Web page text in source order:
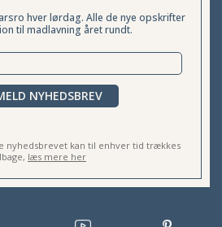
hver lørdag. Alle de nye opskrifter
til madlavning året rundt.
NYHEDSBREV
nyhedsbrevet kan til enhver tid trækkes
læs mere her